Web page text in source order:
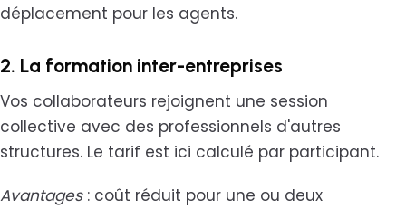
déplacement pour les agents.
2. La formation inter-entreprises
Vos collaborateurs rejoignent une session
collective avec des professionnels d'autres
structures. Le tarif est ici calculé par participant.
Avantages: coût réduit pour une ou deux